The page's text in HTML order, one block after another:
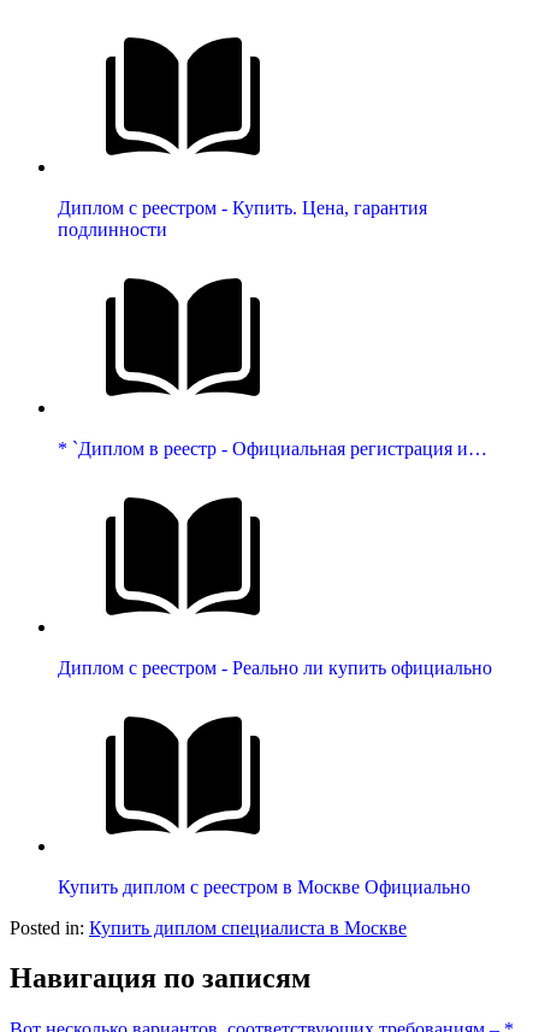
Диплом с реестром - Купить. Цена, гарантия
подлинности
* `Диплом в реестр - Официальная регистрация и…
Диплом с реестром - Реально ли купить официально
Купить диплом с реестром в Москве Официально
Posted in: Купить диплом специалиста в Москве
Навигация по записям